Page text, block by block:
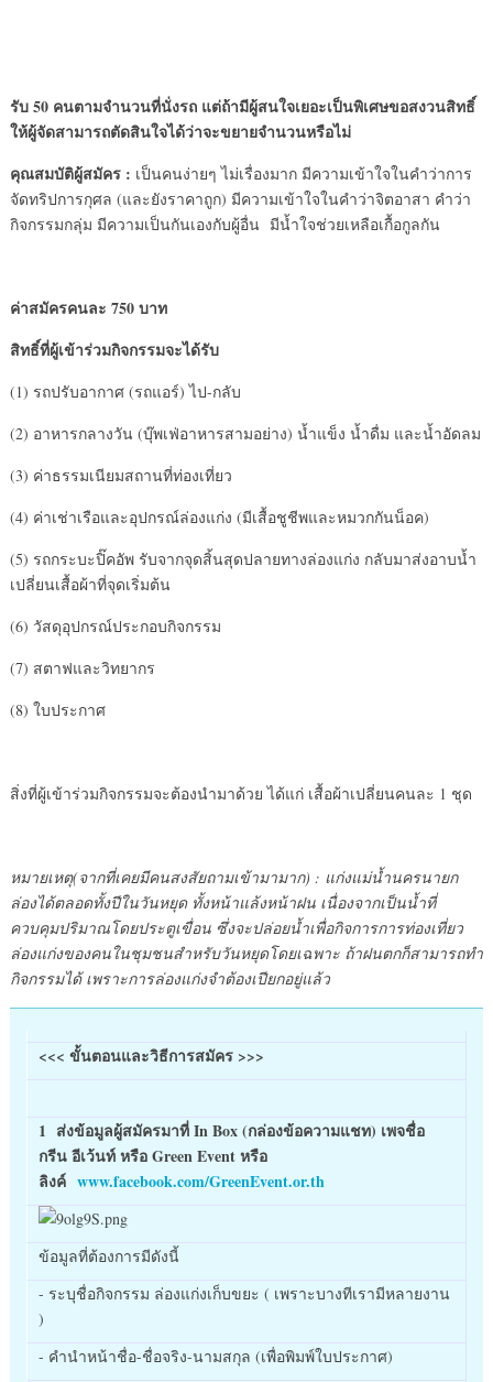
รับ 50 คนตามจำนวนที่นั่งรถ แต่ถ้ามีผู้สนใจเยอะเป็นพิเศษขอสงวนสิทธิ์
ให้ผู้จัดสามารถตัดสินใจได้ว่าจะขยายจำนวนหรือไม่
คุณสมบัติผู้สมัคร : เป็นคนง่ายๆ ไม่เรื่องมาก มีความเข้าใจในคำว่าการ
จัดทริปการกุศล (และยังราคาถูก) มีความเข้าใจในคำว่าจิตอาสา คำว่า
กิจกรรมกลุ่ม มีความเป็นกันเองกับผู้อื่น มีน้ำใจช่วยเหลือเกื้อกูลกัน
ค่าสมัครคนละ 750 บาท
สิทธิ์ที่ผู้เข้าร่วมกิจกรรมจะได้รับ
(1) รถปรับอากาศ (รถแอร์) ไป-กลับ
(2) อาหารกลางวัน (บุ๊พเฟ่อาหารสามอย่าง) น้ำแข็ง น้ำดื่ม และน้ำอัดลม
(3) ค่าธรรมเนียมสถานที่ท่องเที่ยว
(4) ค่าเช่าเรือและอุปกรณ์ล่องแก่ง (มีเสื้อชูชีพและหมวกกันน็อค)
(5) รถกระบะปิ๊คอัพ รับจากจุดสิ้นสุดปลายทางล่องแก่ง กลับมาส่งอาบน้ำ
เปลี่ยนเสื้อผ้าที่จุดเริ่มต้น
(6) วัสดุอุปกรณ์ประกอบกิจกรรม
(7) สตาฟและวิทยากร
(8) ใบประกาศ
สิ่งที่ผู้เข้าร่วมกิจกรรมจะต้องนำมาด้วย ได้แก่ เสื้อผ้าเปลี่ยนคนละ 1 ชุด
หมายเหตุ(จากที่เคยมีคนสงสัยถามเข้ามามาก) : แก่งแม่น้ำนครนายก
ล่องได้ตลอดทั้งปีในวันหยุด ทั้งหน้าแล้งหน้าฝน เนื่องจากเป็นน้ำที่
ควบคุมปริมาณโดยประตูเขื่อน ซึ่งจะปล่อยน้ำเพื่อกิจการการท่องเที่ยว
ล่องแก่งของคนในชุมชนสำหรับวันหยุดโดยเฉพาะ ถ้าฝนตกก็สามารถทำ
กิจกรรมได้ เพราะการล่องแก่งจำต้องเปียกอยู่แล้ว
<<< ขั้นตอนและวิธีการสมัคร >>>
1 ส่งข้อมูลผู้สมัครมาที่ In Box (กล่องข้อความแชท) เพจชื่อ
กรีน อีเว้นท์ หรือ Green Event หรือ
ลิงค์ www.facebook.com/GreenEvent.or.th
ข้อมูลที่ต้องการมีดังนี้
- ระบุชื่อกิจกรรม ล่องแก่งเก็บขยะ ( เพราะบางทีเรามีหลายงาน
)
- คำนำหน้าชื่อ-ชื่อจริง-นามสกุล (เพื่อพิมพ์ใบประกาศ)